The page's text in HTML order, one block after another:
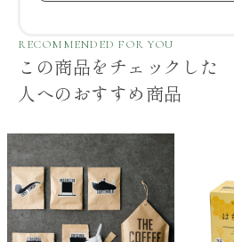
RECOMMENDED FOR YOU
この商品をチェックした
人へのおすすめ商品